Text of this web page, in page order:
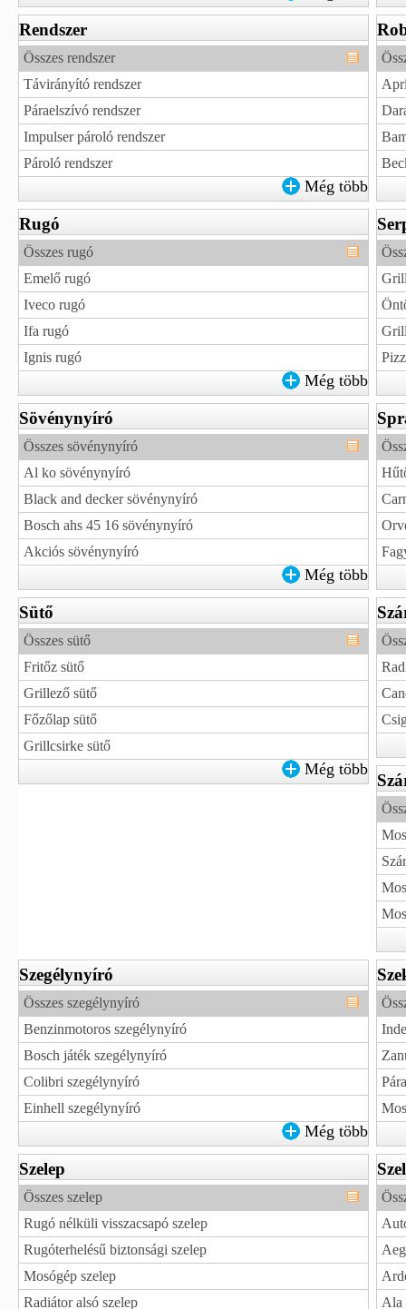
Rendszer
Összes rendszer
Távirányító rendszer
Páraelszívó rendszer
Impulser pároló rendszer
Pároló rendszer
Még több
Rugó
Összes rugó
Emelő rugó
Iveco rugó
Ifa rugó
Ignis rugó
Még több
Sövénynyíró
Összes sövénynyíró
Al ko sövénynyíró
Black and decker sövénynyíró
Bosch ahs 45 16 sövénynyíró
Akciós sövénynyíró
Még több
Sütő
Összes sütő
Fritőz sütő
Grillező sütő
Főzőlap sütő
Grillcsirke sütő
Még több
Szegélynyíró
Összes szegélynyíró
Benzinmotoros szegélynyíró
Bosch játék szegélynyíró
Colibri szegélynyíró
Einhell szegélynyíró
Még több
Szelep
Összes szelep
Rugó nélküli visszacsapó szelep
Rugóterhelésű biztonsági szelep
Mosógép szelep
Radiátor alsó szelep
Ala